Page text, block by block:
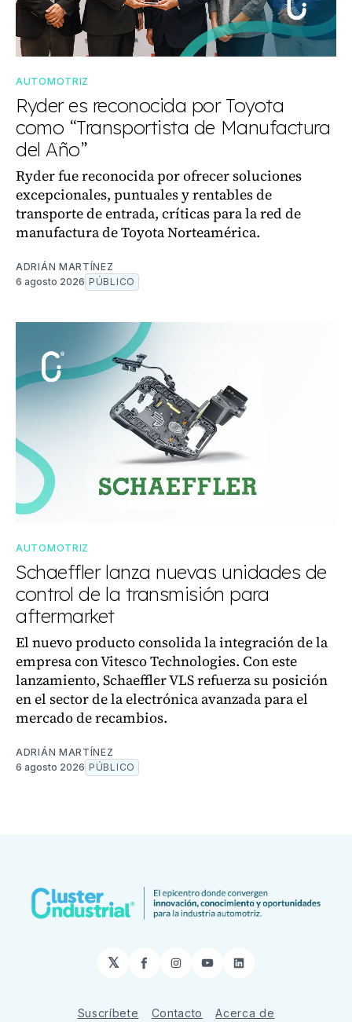
AUTOMOTRIZ
Ryder es reconocida por Toyota
como “Transportista de Manufactura
del Año”
Ryder fue reconocida por ofrecer soluciones
excepcionales, puntuales y rentables de
transporte de entrada, críticas para la red de
manufactura de Toyota Norteamérica.
ADRIÁN MARTÍNEZ
6 agosto 2026 PÚBLICO
AUTOMOTRIZ
Schaeffler lanza nuevas unidades de
control de la transmisión para
aftermarket
El nuevo producto consolida la integración de la
empresa con Vitesco Technologies. Con este
lanzamiento, Schaeffler VLS refuerza su posición
en el sector de la electrónica avanzada para el
mercado de recambios.
ADRIÁN MARTÍNEZ
6 agosto 2026 PÚBLICO
𝕏 Facebook
Instagram
YouTubeLinkedIn
Suscríbete Contacto Acerca de